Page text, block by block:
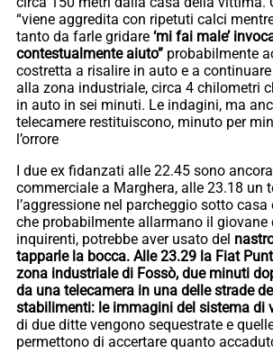
“viene aggredita con ripetuti calci
tanto da farle gridare ‘mi fai male’
contestualmente aiuto” probabilmente
costretta a risalire in auto e a
alla zona industriale, circa 4 chilometri
in auto in sei minuti. Le indagini, ma
telecamere restituiscono, minuto per
l’orrore
I due ex fidanzati alle 22.45 sono
commerciale a Marghera, alle 23.18 un
l’aggressione nel parcheggio sotto casa
che probabilmente allarmano il giovane
inquirenti, potrebbe aver usato del
tapparle la bocca. Alle 23.29 la Fiat
zona industriale di Fossò, due minuti
da una telecamera in una delle strade
stabilimenti: le immagini del sistema di
di due ditte vengono sequestrate e quelle
permettono di accertare quanto